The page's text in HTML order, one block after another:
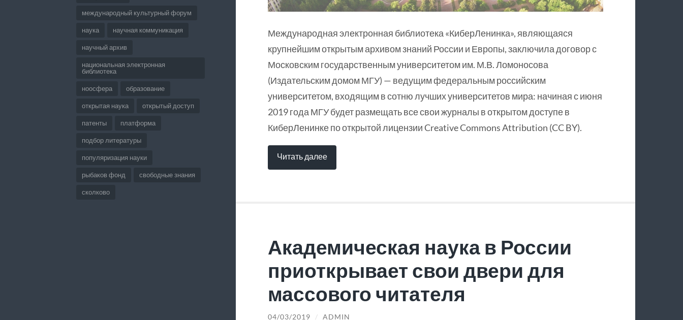
международный культурный форум
наука научная коммуникация
научный архив
национальная электронная
библиотека
ноосфера образование
открытая наука открытый доступ
патенты платформа
подбор литературы
популяризация науки
рыбаков фонд свободные знания
сколково
Международная электронная библиотека «КиберЛенинка», являющаяся
крупнейшим открытым архивом знаний России и Европы, заключила договор с
Московским государственным университетом им. М.В. Ломоносова
(Издательским домом МГУ) — ведущим федеральным российским
университетом, входящим в сотню лучших университетов мира: начиная с июня
2019 года МГУ будет размещать все свои журналы в открытом доступе в
КиберЛенинке по открытой лицензии Creative Commons Attribution (CC BY).
Читать далее
Академическая наука в России
приоткрывает свои двери для
массового читателя
04/03/2019 / ADMIN